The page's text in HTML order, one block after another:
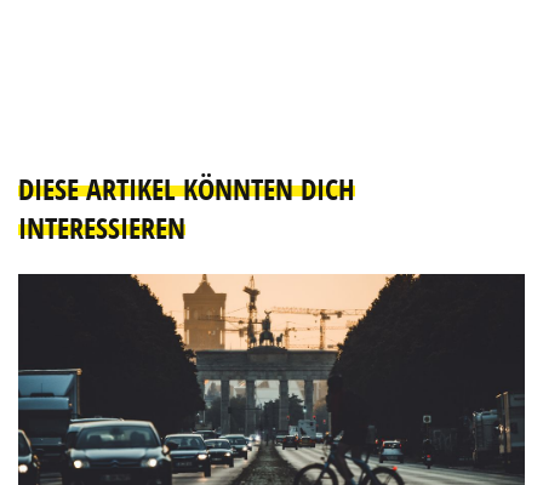
DIESE ARTIKEL KÖNNTEN DICH
INTERESSIEREN